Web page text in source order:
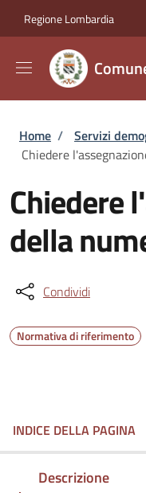
Regione Lombardia
Briciole di
Home / Servizi
Chiedere
Chiedere
della
Condividi
Normativa di riferimento
INDICE DELLA PAGINA
Descrizione